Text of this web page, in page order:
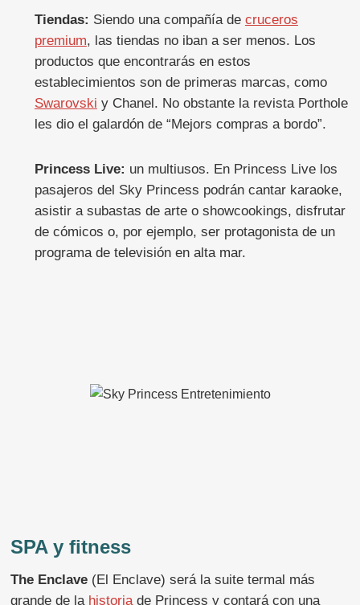
Tiendas: Siendo una compañía de cruceros
premium, las tiendas no iban a ser menos. Los
productos que encontrarás en estos
establecimientos son de primeras marcas, como
Swarovski y Chanel. No obstante la revista Porthole
les dio el galardón de “Mejors compras a bordo”.
Princess Live: un multiusos. En Princess Live los
pasajeros del Sky Princess podrán cantar karaoke,
asistir a subastas de arte o showcookings, disfrutar
de cómicos o, por ejemplo, ser protagonista de un
programa de televisión en alta mar.
SPA y fitness
The Enclave (El Enclave) será la suite termal más
grande de la historiade Princess y contará con una